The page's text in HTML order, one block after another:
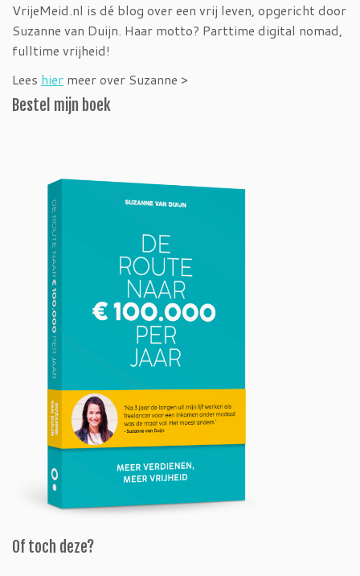
VrijeMeid.nl is dé blog over een vrij leven, opgericht door
Suzanne van Duijn. Haar motto? Parttime digital nomad,
fulltime vrijheid!
Lees hier meer over Suzanne >
Bestel mijn boek
Of toch deze?